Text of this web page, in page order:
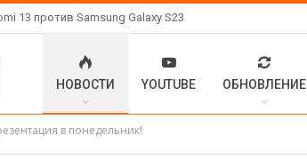
13 против Samsung Galaxy S23
НОВОСТИ YOUTUBE ОБНОВЛЕНИЕ
в понедельник!